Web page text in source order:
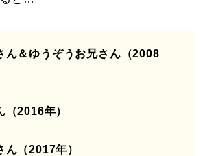
ん＆ゆうぞうお兄さん（2008
（2016年）
ん（2017年）